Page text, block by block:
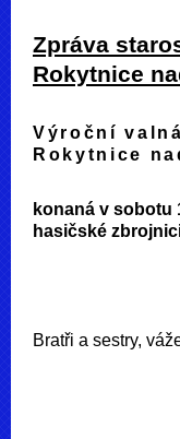
Zpráva
Rokytnice
Výroční
Rokytnice
konaná v sobotu
hasičské
Bratři a sestry,